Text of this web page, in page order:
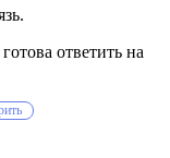
ответить на